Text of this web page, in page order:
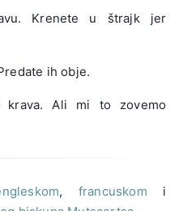
Krenete u štrajk jer
ih obje.
krava. Ali mi to zovemo
, francuskom i